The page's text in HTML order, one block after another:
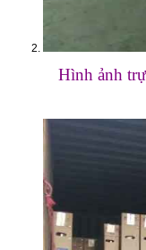
Hình ảnh